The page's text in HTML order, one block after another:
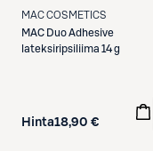
MAC COSMETICS
MAC Duo Adhesive
lateksiripsiliima 14 g
Hinta18,90 €